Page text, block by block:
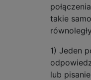
takie
1) Jeden
lub